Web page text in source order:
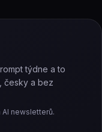
týdne a to
česky a bez
newsletterů.